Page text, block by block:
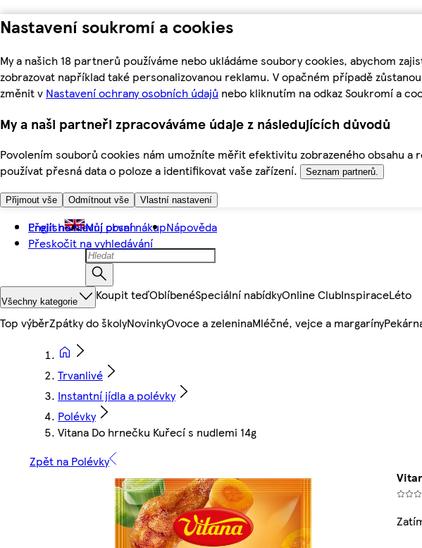
Nastavení soukromí a cookies
My a našich 18 partnerů používáme nebo ukládáme soubory cookies, abychom
zobrazovat například také personalizovanou reklamu. V opačném případě
změnit v Nastavení ochrany osobních údajů nebo kliknutím na odkaz Soukromí a
My a naši partneři zpracováváme údaje z následujících důvodů
Povolením souborů cookies nám umožníte měřit efektivitu zobrazeného obsahu
používat přesná data o poloze a identifikovat vaše zařízení.
Seznam partnerů.
Přijmout vše Odmítnout vše Vlastní nastavení
Přejít na hlavní obsah
Přeskočit na vyhledávání
English Můj první nákupNápověda
Všechny kategorie Koupit teďOblíbenéSpeciální nabídkyOnline ClubInspiraceLéto
Top výběrZpátky do školyNovinkyOvoce a zeleninaMléčné, vejce a margaríny
Trvanlivé
Instantní jídla a polévky
Polévky
Vitana Do hrnečku Kuřecí s nudlemi 14g
Zpět na Polévky